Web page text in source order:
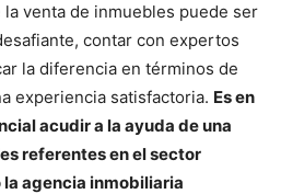
venta de inmuebles puede ser
contar con expertos
la diferencia en términos de
experiencia satisfactoria. Es en
acudir a la ayuda de una
referentes en el sector
agencia inmobiliaria